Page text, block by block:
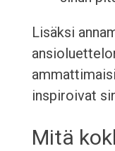
Lisäksi
inspiroivat
Mitä